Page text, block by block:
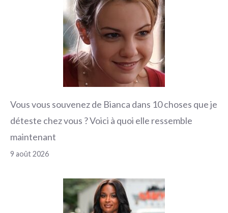
Vous vous souvenez de Bianca dans 10 choses que je
déteste chez vous ? Voici à quoi elle ressemble
maintenant
9 août 2026